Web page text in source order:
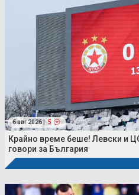
6 авг 2026 | 5
Крайно време беше! Левски и
говори за България